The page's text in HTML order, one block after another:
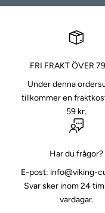
FRI FRAKT ÖVER
Under denna
tillkommer en
59 kr.
Har du frågor?
E-post: info@viking-
Svar sker inom 24
vardagar.